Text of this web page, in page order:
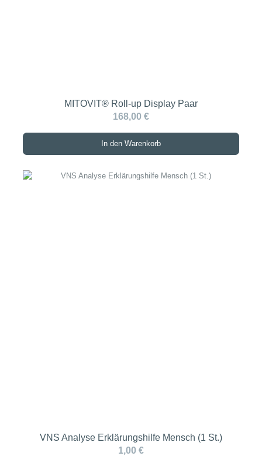
MITOVIT® Roll-up Display Paar
168,00 €
In den Warenkorb
VNS Analyse Erklärungshilfe Mensch (1 St.)
1,00 €